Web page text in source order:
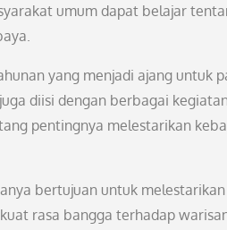
umum dapat belajar
yang menjadi ajang untuk
diisi dengan berbagai
pentingnya melestarikan
bertujuan untuk melestarikan
rasa bangga terhadap